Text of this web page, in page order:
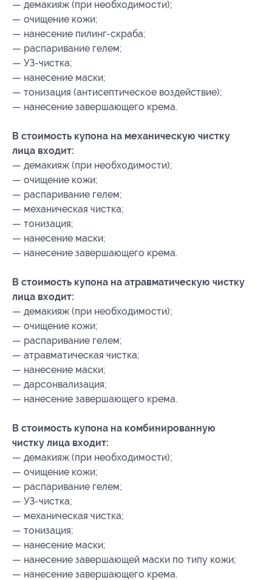
— демакияж (при необходимости);
— очищение кожи;
— нанесение пилинг-скраба;
— распаривание гелем;
— УЗ-чистка;
— нанесение маски;
— тонизация (антисептическое воздействие);
— нанесение завершающего крема.
В стоимость купона на механическую чистку
лица входит:
— демакияж (при необходимости);
— очищение кожи;
— распаривание гелем;
— механическая чистка;
— тонизация;
— нанесение маски;
— нанесение завершающего крема.
В стоимость купона на атравматическую чистку
лица входит:
— демакияж (при необходимости);
— очищение кожи;
— распаривание гелем;
— атравматическая чистка;
— нанесение маски;
— дарсонвализация;
— нанесение завершающего крема.
В стоимость купона на комбинированную
чистку лица входит:
— демакияж (при необходимости);
— очищение кожи;
— распаривание гелем;
— УЗ-чистка;
— механическая чистка;
— тонизация;
— нанесение маски;
— нанесение завершающей маски по типу кожи;
— нанесение завершающего крема.